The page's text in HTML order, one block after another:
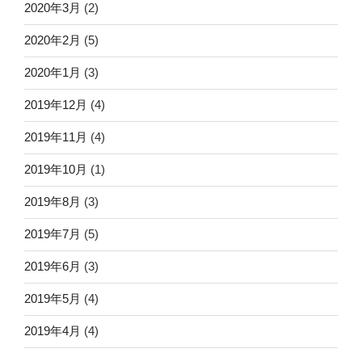
2020年3月 (2)
2020年2月 (5)
2020年1月 (3)
2019年12月 (4)
2019年11月 (4)
2019年10月 (1)
2019年8月 (3)
2019年7月 (5)
2019年6月 (3)
2019年5月 (4)
2019年4月 (4)